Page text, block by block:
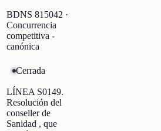
BDNS 815042 ·
Concurrencia
competitiva -
canónica
Cerrada
LÍNEA S0149.
Resolución del
conseller de
Sanidad , que